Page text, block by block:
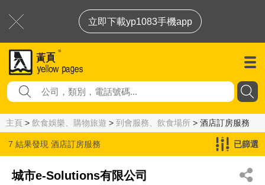
立即下載yp1083手機app
主頁 > 飲食娛樂、購物旅遊 > 到會服務、飲食場所 > 酒店訂房服務
7 結果發現 酒店訂房服務 已篩選
城市e-Solutions有限公司